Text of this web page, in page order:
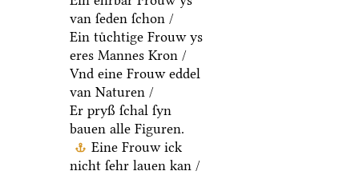
van ſeden ſchon /
Ein tuͤchtige Frouw ys
eres Mannes Kron /
Vnd eine Frouw eddel
van Naturen /
Er pryß ſchal ſyn
bauen alle Figuren.
Eine Frouw ick
nicht ſehr lauen kan /